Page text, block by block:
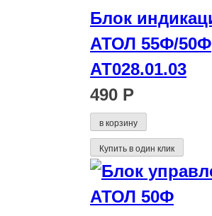
Блок
АТОЛ 55Ф/50Ф
АТ028.01.03
490 Р
в корзину
Купить в один клик